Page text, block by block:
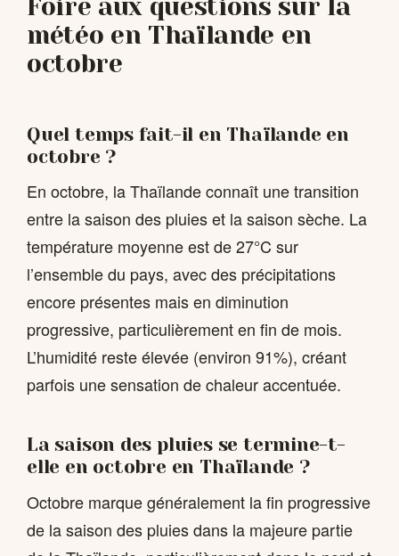
Foire aux questions sur la
météo en Thaïlande en
octobre
Quel temps fait-il en Thaïlande en
octobre ?
En octobre, la Thaïlande connaît une transition
entre la saison des pluies et la saison sèche. La
température moyenne est de 27°C sur
l’ensemble du pays, avec des précipitations
encore présentes mais en diminution
progressive, particulièrement en fin de mois.
L’humidité reste élevée (environ 91%), créant
parfois une sensation de chaleur accentuée.
La saison des pluies se termine-t-
elle en octobre en Thaïlande ?
Octobre marque généralement la fin progressive
de la saison des pluies dans la majeure partie